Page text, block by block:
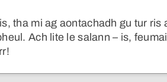
tha mi ag aontachadh gu tur ris
Ach lite le salann – is,